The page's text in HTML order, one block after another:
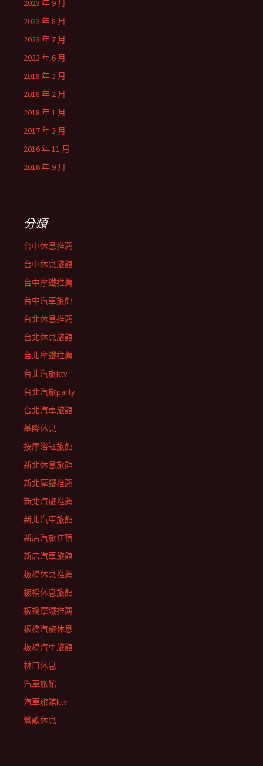
2023 年 9 月
2023 年 8 月
2023 年 7 月
2023 年 6 月
2018 年 3 月
2018 年 2 月
2018 年 1 月
2017 年 3 月
2016 年 11 月
2016 年 9 月
分類
台中休息推薦
台中休息旅館
台中摩鐵推薦
台中汽車旅館
台北休息推薦
台北休息旅館
台北摩鐵推薦
台北汽旅ktv
台北汽旅party
台北汽車旅館
基隆休息
按摩浴缸旅館
新北休息旅館
新北摩鐵推薦
新北汽旅推薦
新北汽車旅館
新店汽旅住宿
新店汽車旅館
板橋休息推薦
板橋休息旅館
板橋摩鐵推薦
板橋汽旅休息
板橋汽車旅館
林口休息
汽車旅館
汽車旅館ktv
鶯歌休息